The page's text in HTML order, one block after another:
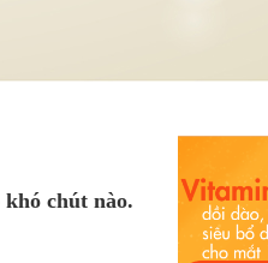
chút nào.